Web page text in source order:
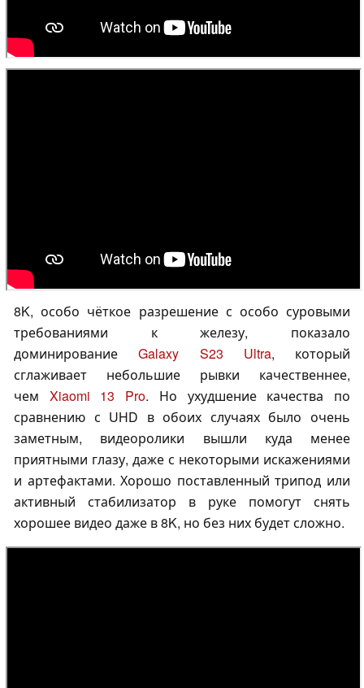
8K, особо чёткое разрешение с особо суровыми
требованиями к железу, показало
доминированиеGalaxy S23 Ultra, который
сглаживает небольшие рывки качественнее,
чем Xiaomi 13 Pro. Но ухудшение качества по
сравнению с UHD в обоих случаях было очень
заметным, видеоролики вышли куда менее
приятными глазу, даже с некоторыми искажениями
и артефактами. Хорошо поставленный трипод или
активный стабилизатор в руке помогут снять
хорошее видео даже в 8K, но без них будет сложно.